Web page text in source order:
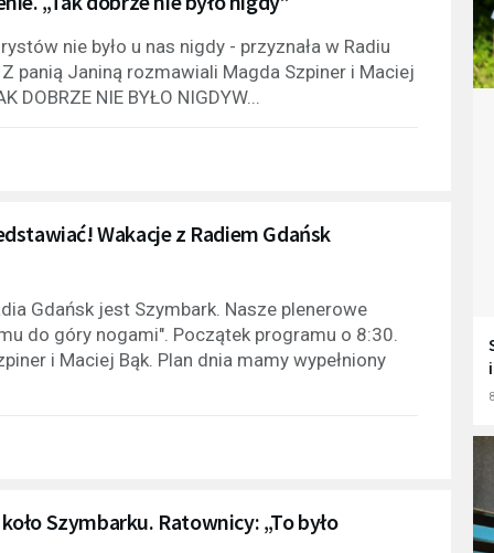
nie było u nas nigdy - przyznała w Radiu
panią Janiną rozmawiali Magda Szpiner i Maciej
NIE BYŁO NIGDYW...
Wakacje z Radiem Gdańsk
Gdańsk jest Szymbark. Nasze plenerowe
do góry nogami". Początek programu o 8:30.
i Maciej Bąk. Plan dnia mamy wypełniony
Szymbarku. Ratownicy: „To było